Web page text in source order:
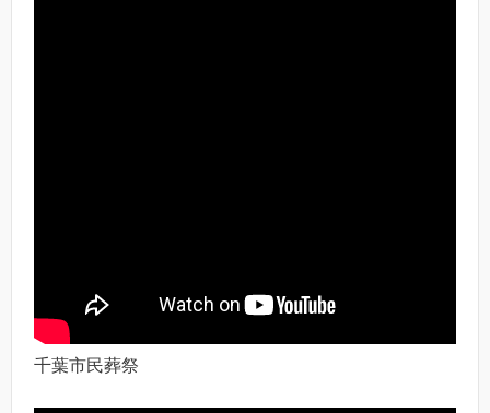
千葉市民葬祭